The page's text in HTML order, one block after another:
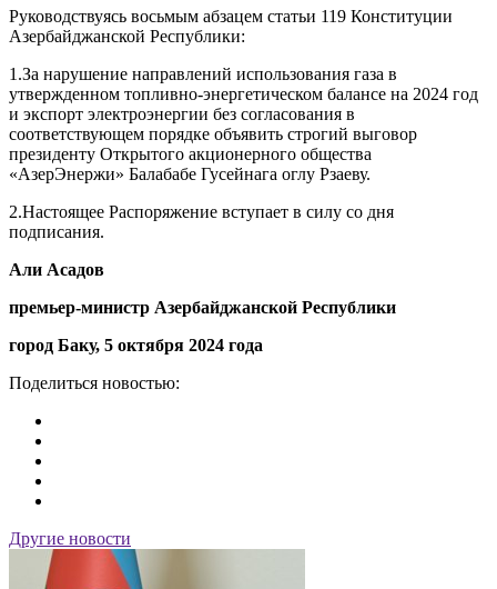
Руководствуясь восьмым абзацем статьи 119 Конституции
Азербайджанской Республики:
1.За нарушение направлений использования газа в
утвержденном топливно-энергетическом балансе на 2024 год
и экспорт электроэнергии без согласования в
соответствующем порядке объявить строгий выговор
президенту Открытого акционерного общества
«АзерЭнержи» Балабабе Гусейнага оглу Рзаеву.
2.Настоящее Распоряжение вступает в силу со дня
подписания.
Али Асадов
премьер-министр Азербайджанской Республики
город Баку, 5 октября 2024 года
Поделиться новостью:
Другие новости